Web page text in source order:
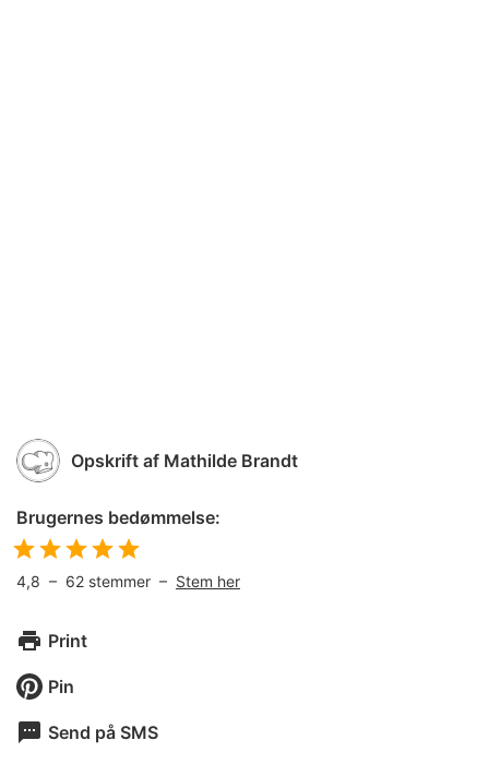
Opskrift af Mathilde Brandt
Brugernes bedømmelse:
4,8 – 62 stemmer – Stem her
Print
Pin
Send på SMS